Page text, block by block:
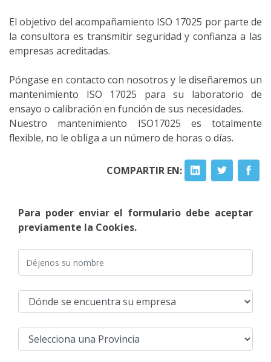
El objetivo del acompañamiento ISO 17025 por parte de
la consultora es transmitir seguridad y confianza a las
empresas acreditadas.
Póngase en contacto con nosotros y le diseñaremos un
mantenimiento ISO 17025 para su laboratorio de
ensayo o calibración en función de sus necesidades.
Nuestro mantenimiento ISO17025 es totalmente
flexible, no le obliga a un número de horas o días.
COMPARTIR EN:
Para poder enviar el formulario debe aceptar
previamente la Cookies.